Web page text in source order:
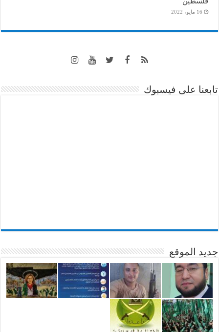
16 مايو، 2022
تابعنا على فيسبوك
جديد الموقع